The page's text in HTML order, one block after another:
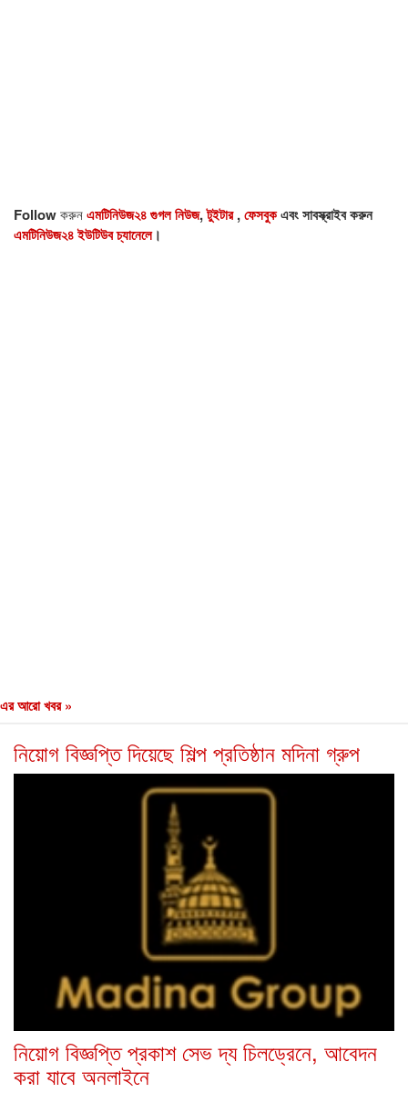
Followকরুনএমটিনিউজ২৪ গুগল নিউজ,টুইটার,ফেসবুকএবং সাবস্ক্রাইব করুন
এমটিনিউজ২৪ ইউটিউব চ্যানেলে।
এর আরো খবর »
নিয়োগ বিজ্ঞপ্তি দিয়েছে শিল্প প্রতিষ্ঠান মদিনা গ্রুপ
নিয়োগ বিজ্ঞপ্তি প্রকাশ সেভ দ্য চিলড্রেনে, আবেদন
করা যাবে অনলাইনে